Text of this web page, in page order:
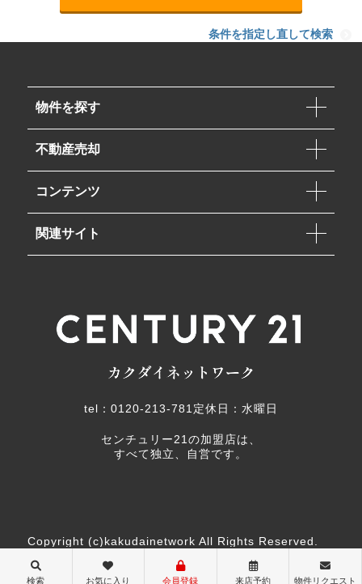
条件を指定し直して検索
物件を探す
不動産売却
コンテンツ
関連サイト
tel：0120-213-781 定休日：水曜日
センチュリー21の加盟店は、
すべて独立、自営です。
Copyright (c)kakudainetwork All Rights Reserved.
検索 お気に入り 会員登録 来店予約 物件リクエスト